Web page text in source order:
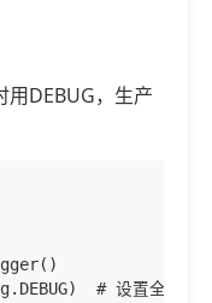
DEBUG，生产
# 设置全局级别